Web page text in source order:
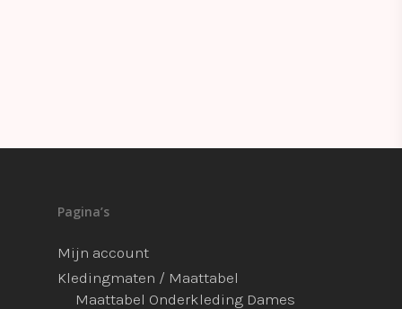
Pagina’s
Mijn account
Kledingmaten / Maattabel
Maattabel Onderkleding Dames